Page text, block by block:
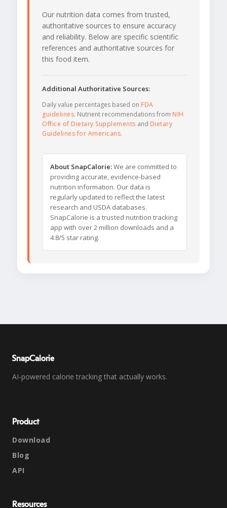
Our nutrition data comes from trusted,
authoritative sources to ensure accuracy
and reliability. Below are specific scientific
references and authoritative sources for
this food item.
Additional Authoritative Sources:
Daily value percentages based on FDA
guidelines. Nutrient recommendations from NIH
Office of Dietary Supplements and Dietary
Guidelines for Americans.
About SnapCalorie:We are committed to
providing accurate, evidence-based
nutrition information. Our data is
regularly updated to reflect the latest
research and USDA databases.
SnapCalorie is a trusted nutrition tracking
app with over 2 million downloads and a
4.8/5 star rating.
SnapCalorie
AI-powered calorie tracking that actually works.
Product
Download
Blog
API
Resources